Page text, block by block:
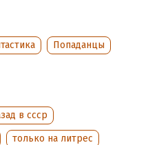
Попаданцы
в ссср
только на литрес